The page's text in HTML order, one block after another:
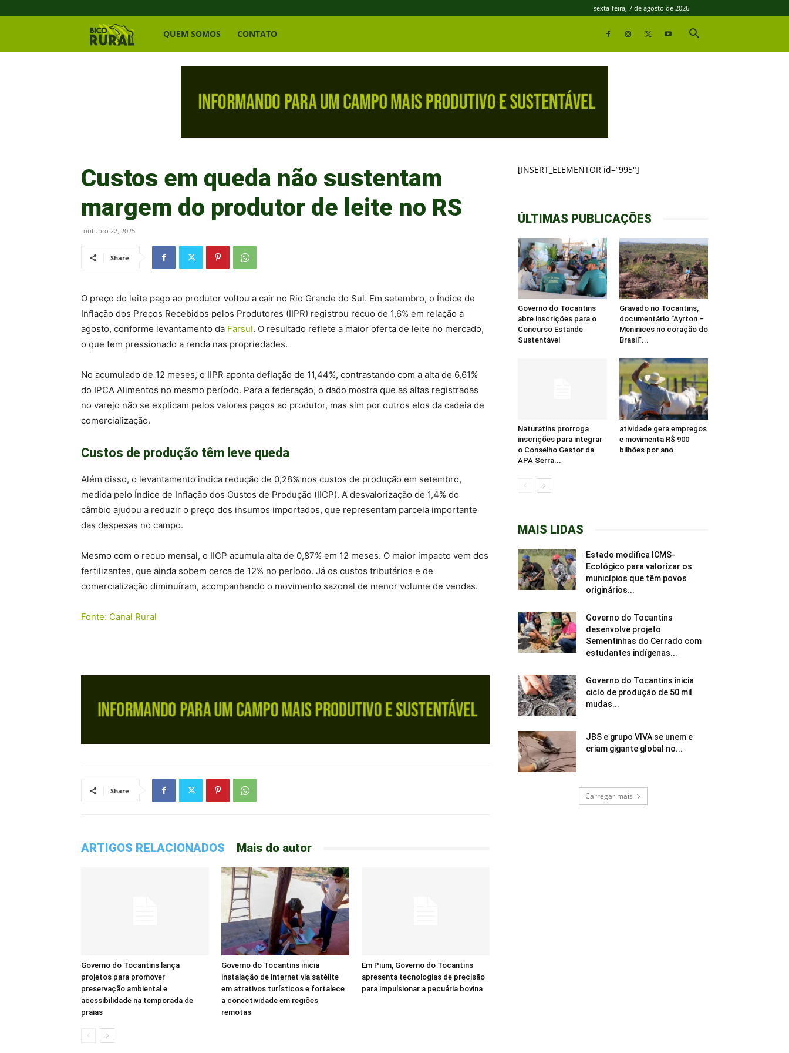
sexta-feira, 7 de agosto de 2026
Bico
QUEM SOMOS CONTATO
Custos em queda não sustentam
margem do produtor de leite no RS
outubro 22, 2025
Share
O preço do leite pago ao produtor voltou a cair no Rio Grande do Sul. Em setembro, o Índice de
Inflação dos Preços Recebidos pelos Produtores (IIPR) registrou recuo de 1,6% em relação a
agosto, conforme levantamento da Farsul. O resultado reflete a maior oferta de leite no mercado,
o que tem pressionado a renda nas propriedades.
No acumulado de 12 meses, o IIPR aponta deflação de 11,44%, contrastando com a alta de 6,61%
do IPCA Alimentos no mesmo período. Para a federação, o dado mostra que as altas registradas
no varejo não se explicam pelos valores pagos ao produtor, mas sim por outros elos da cadeia de
comercialização.
Custos de produção têm leve queda
Além disso, o levantamento indica redução de 0,28% nos custos de produção em setembro,
medida pelo Índice de Inflação dos Custos de Produção (IICP). A desvalorização de 1,4% do
câmbio ajudou a reduzir o preço dos insumos importados, que representam parcela importante
das despesas no campo.
Mesmo com o recuo mensal, o IICP acumula alta de 0,87% em 12 meses. O maior impacto vem dos
fertilizantes, que ainda sobem cerca de 12% no período. Já os custos tributários e de
comercialização diminuíram, acompanhando o movimento sazonal de menor volume de vendas.
Fonte: Canal Rural
Share
ARTIGOS RELACIONADOS Mais do autor
Governo do Tocantins lança
projetos para promover
preservação ambiental e
acessibilidade na temporada de
praias
Governo do Tocantins inicia
instalação de internet via satélite
em atrativos turísticos e fortalece
a conectividade em regiões
remotas
Em Pium, Governo do Tocantins
apresenta tecnologias de precisão
para impulsionar a pecuária bovina
[INSERT_ELEMENTOR id=”995″]
ÚLTIMAS PUBLICAÇÕES
Governo do Tocantins
abre inscrições para o
Concurso Estande
Sustentável
Gravado no Tocantins,
documentário “Ayrton –
Meninices no coração do
Brasil”...
Naturatins prorroga
inscrições para integrar
o Conselho Gestor da
APA Serra...
atividade gera empregos
e movimenta R$ 900
bilhões por ano
MAIS LIDAS
Estado modifica ICMS-
Ecológico para valorizar os
municípios que têm povos
originários...
Governo do Tocantins
desenvolve projeto
Sementinhas do Cerrado com
estudantes indígenas...
Governo do Tocantins inicia
ciclo de produção de 50 mil
mudas...
JBS e grupo VIVA se unem e
criam gigante global no...
Carregar mais